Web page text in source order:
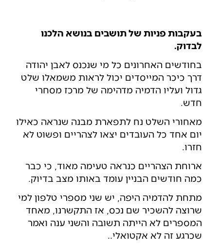
בעקבות פניות של תושבים בנושא הלכנו
לבדוק.
בחודשים האחרונים כל מי שנכנס לאבן יהודה
דרך כיכר המייסדים יכול לראות משמאלו שלט
גדול ועליו הדמיה מדהימה של מרכז מסחרי
חדש.
מאחורי השלט נח לתפארת מבנה שנראה כאילו
יום אחד כל העובדים יצאו לצהריים ופשוט לא
חזרו.
ארוחת הצהריים כנראה טעימה מאוד, כי כבר
כמה חודשים הבניין עומד באותו מצב בדיוק.
מתחת להדמיה היפה, יש שני מספרי טלפון למי
שרוצה להשכיר שם נכס, אז התקשרנו, מאחד
המספרים לא הייתה תשובה והשני ענה ואמר
שכרגע זה לא אקטואלי..